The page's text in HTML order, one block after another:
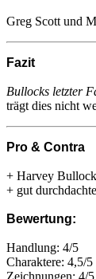
Greg Scott und
Fazit
Bullocks letzter
trägt dies nicht
Pro & Contra
+ Harvey Bullock
+ gut
Bewertung:
Handlung: 4/5
Charaktere: 4,5/5
Zeichnungen: 4/5